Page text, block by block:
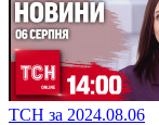
ТСН за 2024.08.06